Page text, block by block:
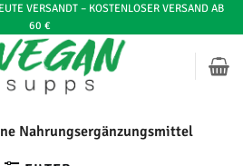
VERSANDT – KOSTENLOSER VERSAND AB
60 €
Nahrungsergänzungsmittel